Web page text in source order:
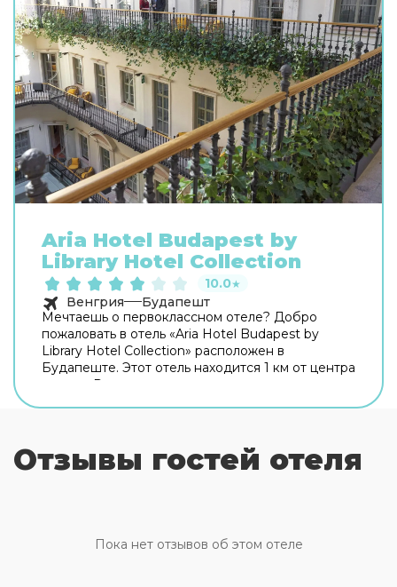
Aria Hotel Budapest by
Library Hotel Collection
10.0★
Венгрия
Будапешт
Мечтаешь о первоклассном отеле? Добро
пожаловать в отель «Aria Hotel Budapest by
Library Hotel Collection» расположен в
Будапеште. Этот отель находится 1 км от центра
города. Рядом с отелем можно прогуляться.
Попробовать новые блюда и отдохнуть можно в
ресторане. На территории работает
рядом. Среди услуг для красоты и здоровья —
массажный кабинет, сауна, паровая баня, спа-
Отзывы гостей отеля
Пока нет отзывов об этом отеле